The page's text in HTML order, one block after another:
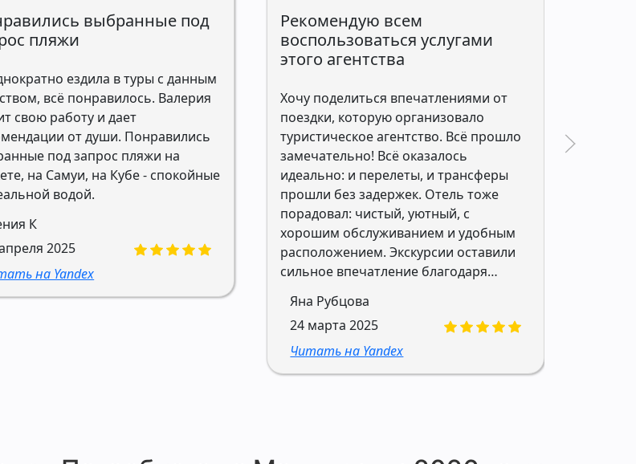
выбранные под
пляжи
ездила в туры с данным
всё понравилось. Валерия
свою работу и дает
от души. Понравились
под запрос пляжи на
на Самуи, на Кубе - спокойные
водой.
К
2025
на Yandex
Рекомендую всем
воспользоваться услугами
этого агентства
Хочу поделиться впечатлениями от
поездки, которую организовало
туристическое агентство. Всё прошло
замечательно! Всё оказалось
идеально: и перелеты, и трансферы
прошли без задержек. Отель тоже
порадовал: чистый, уютный, с
хорошим обслуживанием и удобным
расположением. Экскурсии оставили
сильное впечатление благодаря
показали много интересных мест.
Рекомендую всем воспользоваться
услугами этого агентства. Отдельное
Яна Рубцова
24 марта 2025
Читать на Yandex